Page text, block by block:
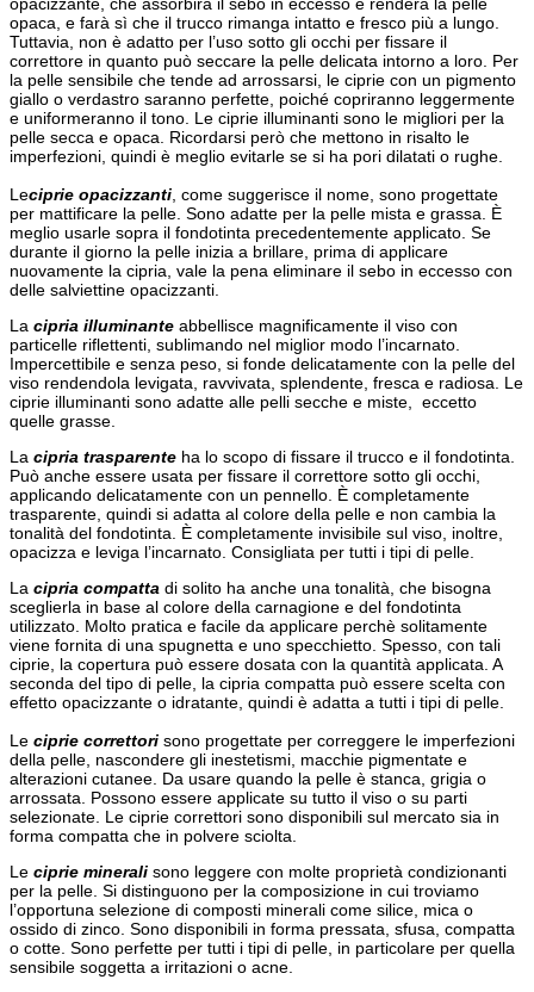
opaca, e farà sì che il trucco rimanga intatto e fresco più a lungo.
Tuttavia, non è adatto per l’uso sotto gli occhi per fissare il
correttore in quanto può seccare la pelle delicata intorno a loro. Per
la pelle sensibile che tende ad arrossarsi, le ciprie con un pigmento
giallo o verdastro saranno perfette, poiché copriranno leggermente
e uniformeranno il tono. Le ciprie illuminanti sono le migliori per la
pelle secca e opaca. Ricordarsi però che mettono in risalto le
imperfezioni, quindi è meglio evitarle se si ha pori dilatati o rughe.
Leciprie opacizzanti , come suggerisce il nome, sono progettate
per mattificare la pelle. Sono adatte per la pelle mista e grassa. È
meglio usarle sopra il fondotinta precedentemente applicato. Se
durante il giorno la pelle inizia a brillare, prima di applicare
nuovamente la cipria, vale la pena eliminare il sebo in eccesso con
delle salviettine opacizzanti.
La cipria illuminante abbellisce magnificamente il viso con
particelle riflettenti, sublimando nel miglior modo l’incarnato.
Impercettibile e senza peso, si fonde delicatamente con la pelle del
viso rendendola levigata, ravvivata, splendente, fresca e radiosa. Le
ciprie illuminanti sono adatte alle pelli secche e miste, eccetto
quelle grasse.
La cipria trasparente ha lo scopo di fissare il trucco e il fondotinta.
Può anche essere usata per fissare il correttore sotto gli occhi,
applicando delicatamente con un pennello. È completamente
trasparente, quindi si adatta al colore della pelle e non cambia la
tonalità del fondotinta. È completamente invisibile sul viso, inoltre,
opacizza e leviga l’incarnato. Consigliata per tutti i tipi di pelle.
La cipria compatta di solito ha anche una tonalità, che bisogna
sceglierla in base al colore della carnagione e del fondotinta
utilizzato. Molto pratica e facile da applicare perchè solitamente
viene fornita di una spugnetta e uno specchietto. Spesso, con tali
ciprie, la copertura può essere dosata con la quantità applicata. A
seconda del tipo di pelle, la cipria compatta può essere scelta con
effetto opacizzante o idratante, quindi è adatta a tutti i tipi di pelle.
Le ciprie correttori sono progettate per correggere le imperfezioni
della pelle, nascondere gli inestetismi, macchie pigmentate e
alterazioni cutanee. Da usare quando la pelle è stanca, grigia o
arrossata. Possono essere applicate su tutto il viso o su parti
selezionate. Le ciprie correttori sono disponibili sul mercato sia in
forma compatta che in polvere sciolta.
Le ciprie minerali sono leggere con molte proprietà condizionanti
per la pelle. Si distinguono per la composizione in cui troviamo
l’opportuna selezione di composti minerali come silice, mica o
ossido di zinco. Sono disponibili in forma pressata, sfusa, compatta
o cotte. Sono perfette per tutti i tipi di pelle, in particolare per quella
sensibile soggetta a irritazioni o acne.